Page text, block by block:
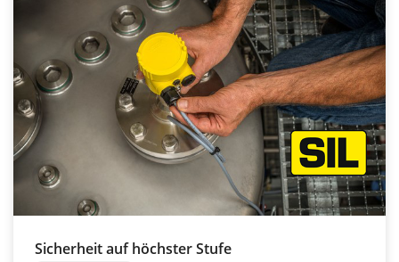
Sicherheit auf höchster Stufe